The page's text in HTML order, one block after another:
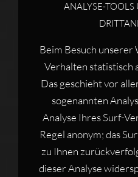
ANALYSE-
Beim Besuch unserer
Verhalten statistisch
Das geschieht vor
sogenannten
Analyse Ihres Surf-
Regel anonym; das
zu Ihnen
dieser Analyse